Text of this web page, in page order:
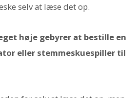
selv at læse det op.
høje gebyrer at bestille en
eller stemmeskuespiller til